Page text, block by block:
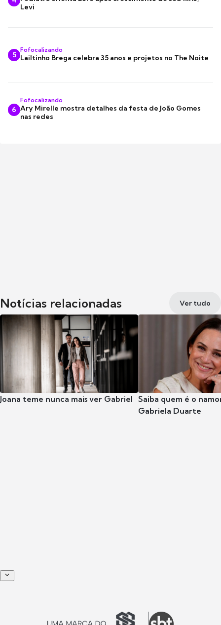
Levi
5
Fofocalizando
Lailtinho Brega celebra 35 anos e projetos no The Noite
6
Fofocalizando
Ary Mirelle mostra detalhes da festa de João Gomes
nas redes
Notícias relacionadas Ver tudo
Joana teme nunca mais ver Gabriel Saiba quem é o
Gabriela Duarte